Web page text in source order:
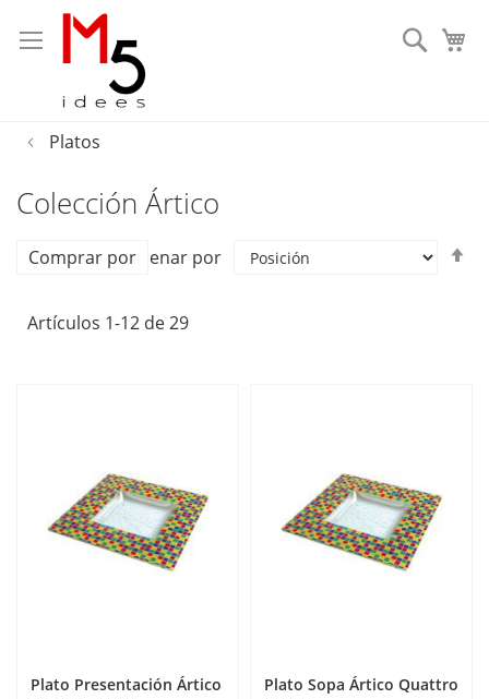
Buscar
Platos
Colección Ártico
Artículos 1-12 de29
Ordenar por
Plato Presentación Ártico
Plato Sopa Ártico Quattro
Comprar por